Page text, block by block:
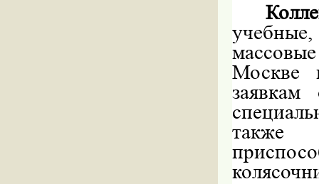
учебные,
Москве
заявкам
также